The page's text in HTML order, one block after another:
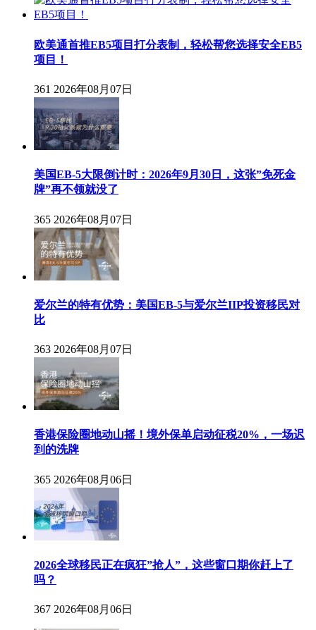
欧美通首推EB5项目打分表制，轻松帮您选择安全EB5
项目！
361 2026年08月07日
美国EB-5大限倒计时：2026年9月30日，这张”免死金
牌”再不领就没了
365 2026年08月07日
爱尔兰的特有优势：美国EB-5与爱尔兰IIP投资移民对
比
363 2026年08月07日
香港保险圈地动山摇！境外保单启动征税20%，一场迟
到的洗牌
365 2026年08月06日
2026全球移民正在疯狂”抢人”，这些窗口期你赶上了
吗？
367 2026年08月06日